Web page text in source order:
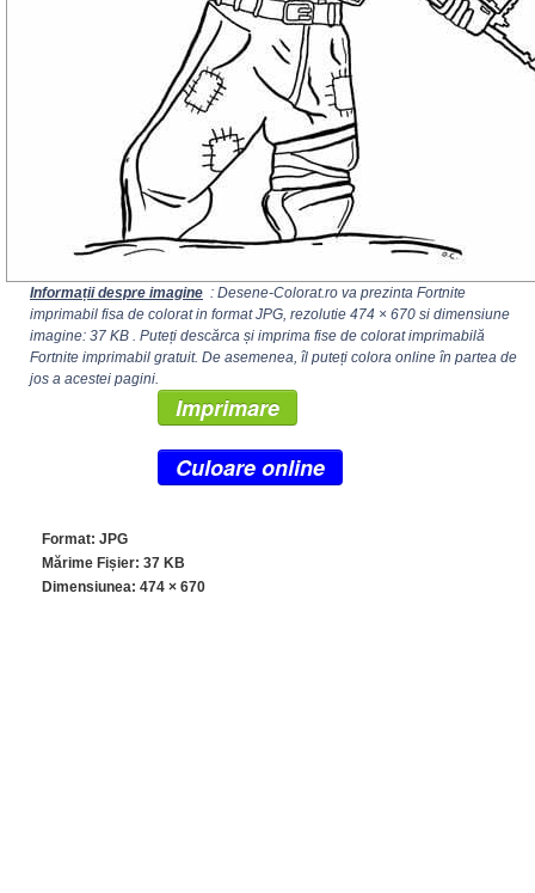
Informații despre imagine : Desene-Colorat.ro va prezinta Fortnite
imprimabil fisa de colorat in format JPG, rezolutie 474 × 670 si dimensiune
imagine: 37 KB . Puteți descărca și imprima fise de colorat imprimabilă
Fortnite imprimabil gratuit. De asemenea, îl puteți colora online în partea de
jos a acestei pagini.
Imprimare
Culoare online
Format: JPG
Mărime Fișier: 37 KB
Dimensiunea: 474 × 670